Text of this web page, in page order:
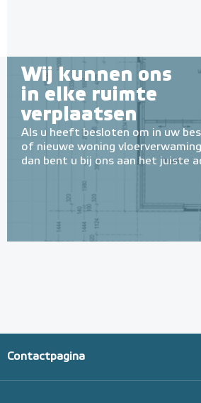
Wij kunnen ons
in elke ruimte
verplaatsen
Als u heeft besloten om in uw
of nieuwe woning
dan bent u bij ons aan het juiste
Contactpagina